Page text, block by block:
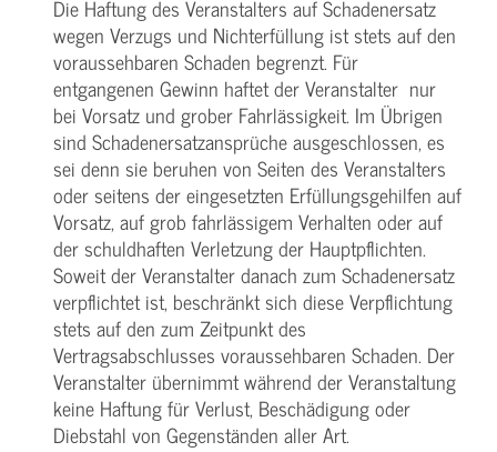
Die Haftung des Veranstalters auf Schadenersatz
wegen Verzugs und Nichterfüllung ist stets auf den
voraussehbaren Schaden begrenzt. Für
entgangenen Gewinn haftet der Veranstalter nur
bei Vorsatz und grober Fahrlässigkeit. Im Übrigen
sind Schadenersatzansprüche ausgeschlossen, es
sei denn sie beruhen von Seiten des Veranstalters
oder seitens der eingesetzten Erfüllungsgehilfen auf
Vorsatz, auf grob fahrlässigem Verhalten oder auf
der schuldhaften Verletzung der Hauptpflichten.
Soweit der Veranstalter danach zum Schadenersatz
verpflichtet ist, beschränkt sich diese Verpflichtung
stets auf den zum Zeitpunkt des
Vertragsabschlusses voraussehbaren Schaden. Der
Veranstalter übernimmt während der Veranstaltung
keine Haftung für Verlust, Beschädigung oder
Diebstahl von Gegenständen aller Art.